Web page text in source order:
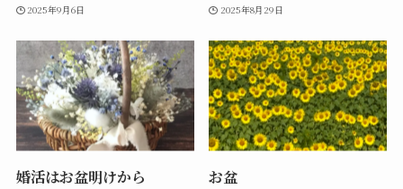
2025年9月6日 2025年8月29日
婚活はお盆明けから お盆